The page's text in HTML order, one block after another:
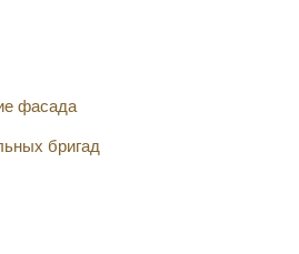
фасада
бригад